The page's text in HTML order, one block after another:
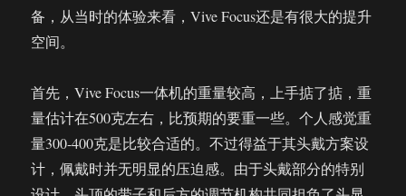
备，从当时的体验来看，Vive Focus还是有很大的提升
空间。
首先，Vive Focus一体机的重量较高，上手掂了掂，重
量估计在500克左右，比预期的要重一些。个人感觉重
量300-400克是比较合适的。不过得益于其头戴方案设
计，佩戴时并无明显的压迫感。由于头戴部分的特别